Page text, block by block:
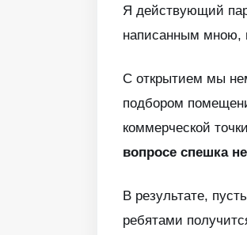
Я действующий
написанным мною,
С открытием мы
подбором
коммерческой
вопросе спешка
В результате,
ребятами